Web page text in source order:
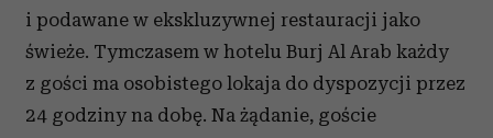
i podawane w ekskluzywnej restauracji jako
świeże. Tymczasem w hotelu Burj Al Arab każdy
z gości ma osobistego lokaja do dyspozycji przez
24 godziny na dobę. Na żądanie, goście